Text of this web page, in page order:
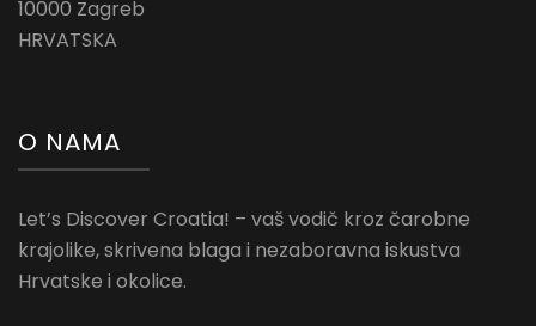
10000 Zagreb
HRVATSKA
O NAMA
Let’s Discover Croatia! – vaš vodič kroz čarobne
krajolike, skrivena blaga i nezaboravna iskustva
Hrvatske i okolice.